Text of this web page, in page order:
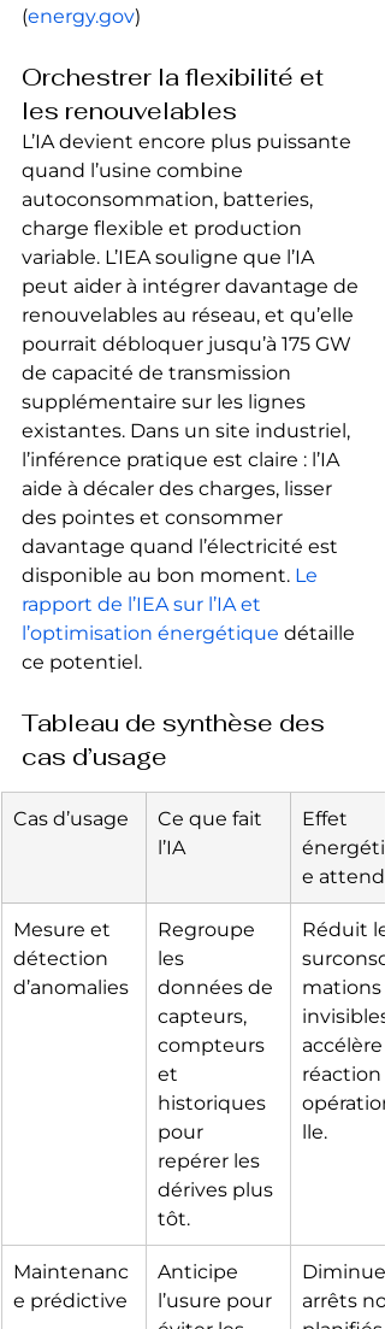
(energy.gov)
Orchestrer la flexibilité et
les renouvelables
L’IA devient encore plus puissante
quand l’usine combine
autoconsommation, batteries,
charge flexible et production
variable. L’IEA souligne que l’IA
peut aider à intégrer davantage de
renouvelables au réseau, et qu’elle
pourrait débloquer jusqu’à 175 GW
de capacité de transmission
supplémentaire sur les lignes
existantes. Dans un site industriel,
l’inférence pratique est claire : l’IA
aide à décaler des charges, lisser
des pointes et consommer
davantage quand l’électricité est
disponible au bon moment. Le
rapport de l’IEA sur l’IA et
l’optimisation énergétique détaille
ce potentiel.
Tableau de synthèse des
cas d’usage
Cas d’usage
Ce que fait
l’IA
Effet
e
Mesure et
détection
d’anomalies
Regroupe
les
données de
capteurs,
compteurs
et
historiques
pour
repérer les
dérives plus
tôt.
Réduit
mations
accélère
réaction
lle.
Maintenanc
e prédictive
Anticipe
l’usure pour
Diminue
arrêts